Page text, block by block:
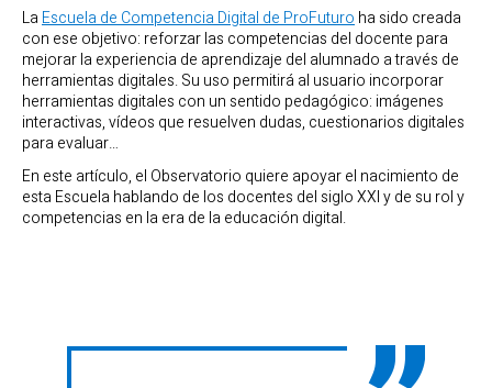
La Escuela de Competencia Digital de ProFuturo ha sido creada
con ese objetivo: reforzar las competencias del docente para
mejorar la experiencia de aprendizaje del alumnado a través de
herramientas digitales. Su uso permitirá al usuario incorporar
herramientas digitales con un sentido pedagógico: imágenes
interactivas, vídeos que resuelven dudas, cuestionarios digitales
para evaluar…
En este artículo, el Observatorio quiere apoyar el nacimiento de
esta Escuela hablando de los docentes del siglo XXI y de su rol y
competencias en la era de la educación digital.